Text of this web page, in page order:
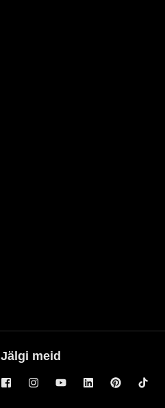
Jälgi meid